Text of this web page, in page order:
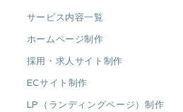
サービス内容一覧
ホームページ制作
採用・求人サイト制作
ECサイト制作
LP（ランディングページ）制作